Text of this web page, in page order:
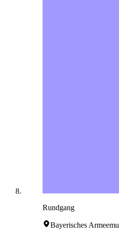
Rundgang
Bayerisches